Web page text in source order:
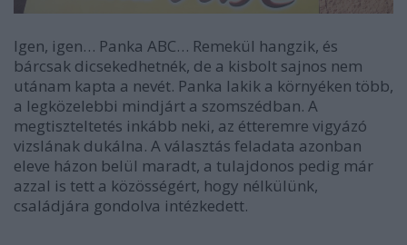
Igen, igen… Panka ABC… Remekül hangzik, és
bárcsak dicsekedhetnék, de a kisbolt sajnos nem
utánam kapta a nevét. Panka lakik a környéken több,
a legközelebbi mindjárt a szomszédban. A
megtiszteltetés inkább neki, az étteremre vigyázó
vizslának dukálna. A választás feladata azonban
eleve házon belül maradt, a tulajdonos pedig már
azzal is tett a közösségért, hogy nélkülünk,
családjára gondolva intézkedett.